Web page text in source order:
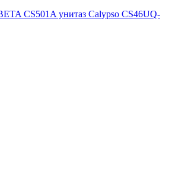
CS501A унитаз Calypso CS46UQ-